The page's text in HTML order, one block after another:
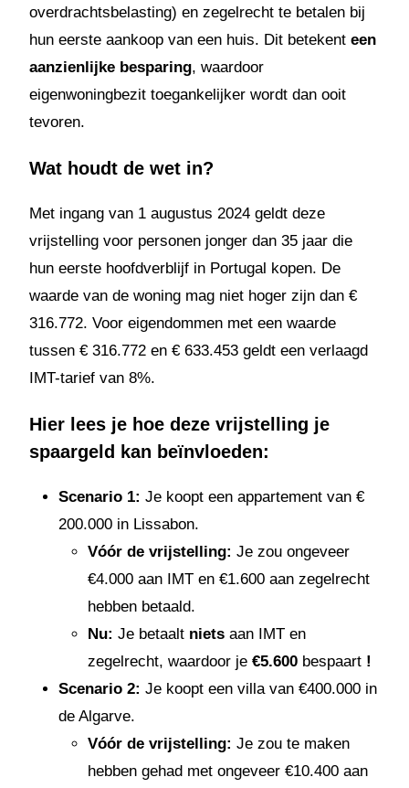
overdrachtsbelasting) en zegelrecht te betalen bij
hun eerste aankoop van een huis. Dit betekent een
aanzienlijke besparing, waardoor
eigenwoningbezit toegankelijker wordt dan ooit
tevoren.
Wat houdt de wet in?
Met ingang van 1 augustus 2024 geldt deze
vrijstelling voor personen jonger dan 35 jaar die
hun eerste hoofdverblijf in Portugal kopen. De
waarde van de woning mag niet hoger zijn dan €
316.772. Voor eigendommen met een waarde
tussen € 316.772 en € 633.453 geldt een verlaagd
IMT-tarief van 8%.
Hier lees je hoe deze vrijstelling je
spaargeld kan beïnvloeden:
Scenario 1: Je koopt een appartement van €
200.000 in Lissabon.
Vóór de vrijstelling: Je zou ongeveer
€4.000 aan IMT en €1.600 aan zegelrecht
hebben betaald.
Nu: Je betaalt niets aan IMT en
zegelrecht, waardoor je €5.600 bespaart !
Scenario 2: Je koopt een villa van €400.000 in
de Algarve.
Vóór de vrijstelling: Je zou te maken
hebben gehad met ongeveer €10.400 aan